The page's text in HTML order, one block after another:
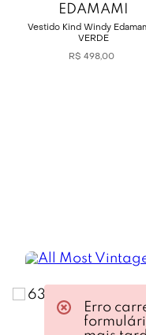
EDAMAMI
Vestido Kind Windy
VERDE
R$ 498,00
EDAMAMI
Erro